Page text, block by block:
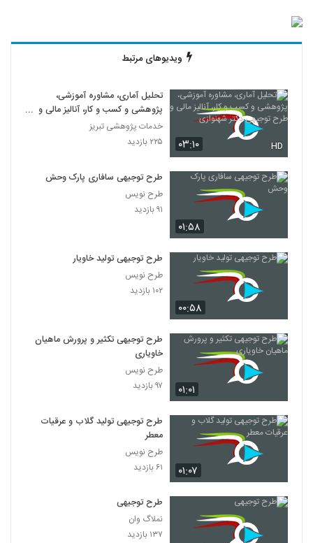
ویدیوهای مرتبط
۰۳:۱۰ HD
تحلیل آماری، مشاوره آموزشی،
پژوهشی و کسب و کار، آنالیز مالی و
طرح توجیهی دکتر شهنوازی
خدمات پژوهشی تبریز
۲۲۵ بازدید
۰۱:۵۸
طرح توجیهی سافاری پارک وحش
طرح نویس
۹۱ بازدید
۰۰:۵۸
طرح توجیهی تولید خاویار
طرح نویس
۱۰۲ بازدید
۰۱:۰۱
طرح توجیهی تکثیر و پرورش ماهیان
خاویاری
طرح نویس
۹۷ بازدید
۰۱:۰۷
طرح توجیهی تولید گلاب و عرقیات
معطر
طرح نویس
۶۱ بازدید
طرح توجیهی
نملاگ وان
۱۳۷ بازدید